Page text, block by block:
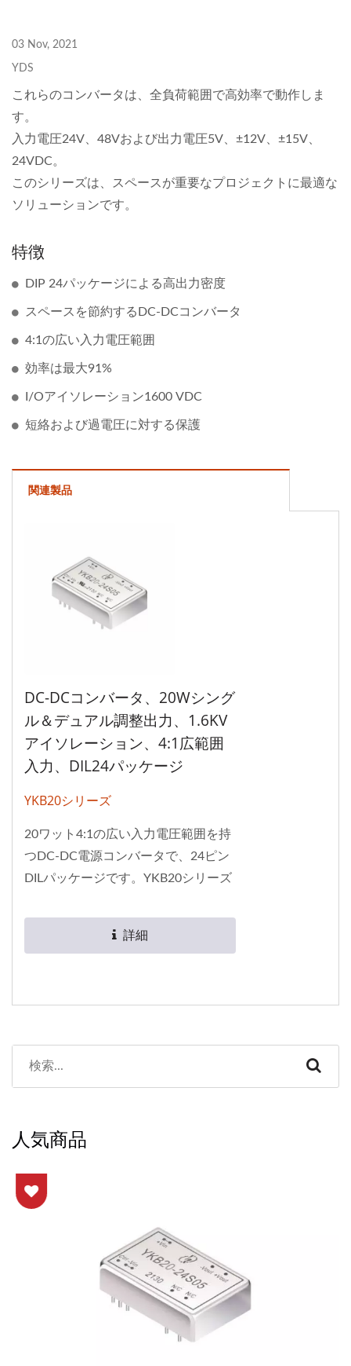
03 Nov, 2021
YDS
これらのコンバータは、全負荷範囲で高効率で動作しま
す。
入力電圧24V、48Vおよび出力電圧5V、±12V、±15V、
24VDC。
このシリーズは、スペースが重要なプロジェクトに最適な
ソリューションです。
特徴
DIP 24パッケージによる高出力密度
スペースを節約するDC-DCコンバータ
4:1の広い入力電圧範囲
効率は最大91%
I/Oアイソレーション1600 VDC
短絡および過電圧に対する保護
関連製品
DC-DCコンバータ、20Wシング
ル＆デュアル調整出力、1.6KV
アイソレーション、4:1広範囲
入力、DIL24パッケージ
YKB20シリーズ
20ワット4:1の広い入力電圧範囲を持
つDC-DC電源コンバータで、24ピン
DILパッケージです。YKB20シリーズ
仕様を持っています。この製品は
UL94V-0の包装材料を使用していま
の製品は出荷前に100%の高温プレバ
は、敏感な測定機器や通信機器に最
詳細
人気商品